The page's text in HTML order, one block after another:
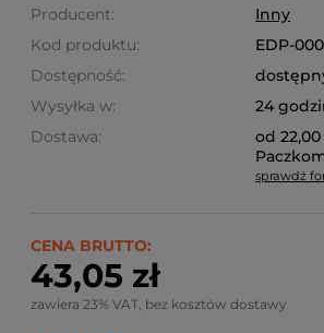
Producent:
Inny
Kod produktu:
EDP-
Dostępność:
Wysyłka w:
24
Dostawa:
od 22,00
Ze względu na niestandardowesprawdź
CENA BRUTTO:
43,05 zł
zawiera 23% VAT, bez kosztów dostawy